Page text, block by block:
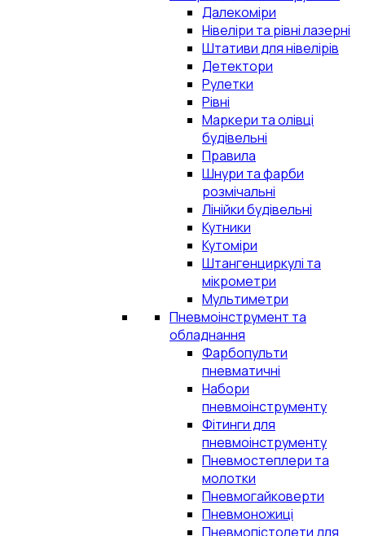
Далекоміри
Нівеліри та рівні лазерні
Штативи для нівелірів
Детектори
Рулетки
Рівні
Маркери та олівці
будівельні
Правила
Шнури та фарби
розмічальні
Лінійки будівельні
Кутники
Кутоміри
Штангенциркулі та
мікрометри
Мультиметри
Пневмоінструмент та
обладнання
Фарбопульти
пневматичні
Набори
пневмоінструменту
Фітинги для
пневмоінструменту
Пневмостеплери та
молотки
Пневмогайковерти
Пневмоножиці
Пневмопістолети для